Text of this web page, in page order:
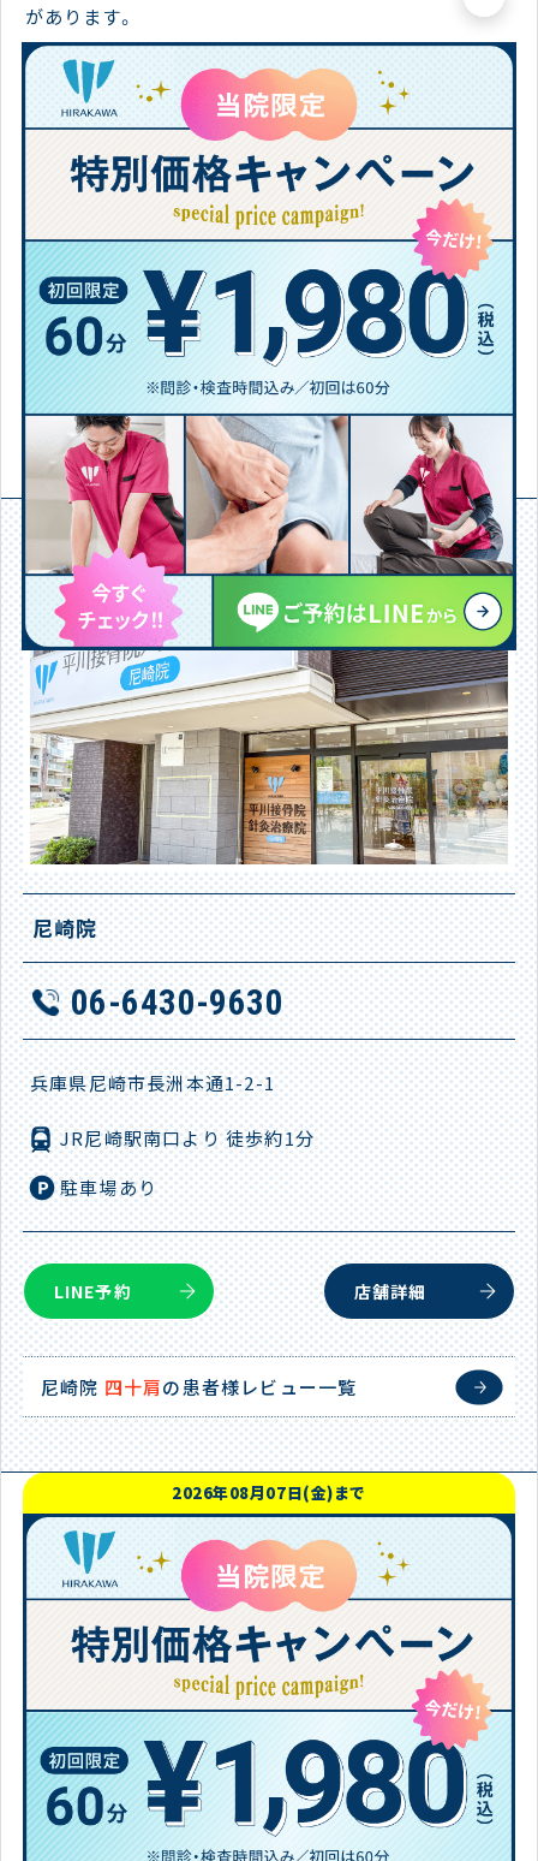
施術院
尼崎院
06-6430-9630
兵庫県尼崎市長洲本通1-2-1
JR尼崎駅南口より 徒歩約1分
駐車場あり
LINE予約 店舗詳細
尼崎院 四十肩の患者様レビュー一覧
があります。
このしびれを改善させるためには、血流を促進させ筋肉
に必要な酸素や栄養素を取り入れることが重要です。
血流を良くするためには、こまめに身体を動かしたり、お
風呂等を活用して身体を冷やさないようにケアをしてい
きましょう。
今後も痛みだけでなくお身体のことで不安な事がありま
したらいつでもご相談ください！
四十肩にお悩みの方は是非一度、兵庫 平川接骨院/針灸院
にお電話ください！
【免責事項】お客様個人の感想であり効果・効能を保証するもので
はありません
2026年08月07日(金)まで